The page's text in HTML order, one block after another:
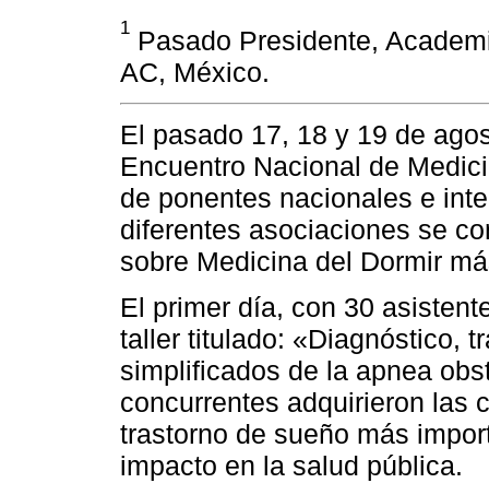
1 Pasado Presidente,
AC, México.
El pasado 17, 18 y 19 de
Encuentro Nacional de
de ponentes nacionales e
diferentes asociaciones se
sobre Medicina del Dormir
El primer día, con 30
taller titulado: «Diagnóstico,
simplificados de la apnea
concurrentes adquirieron las
trastorno de sueño más
impacto en la salud pública.